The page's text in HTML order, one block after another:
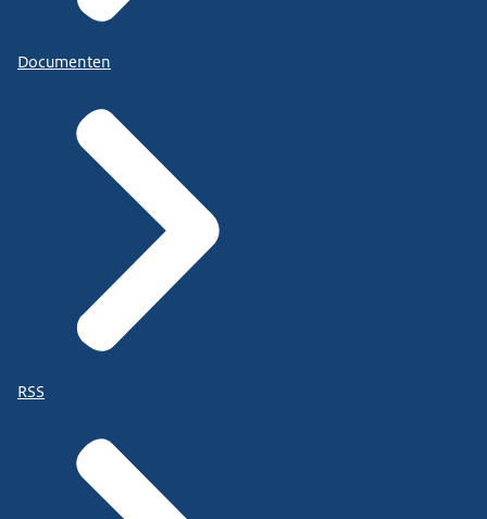
Documenten
RSS